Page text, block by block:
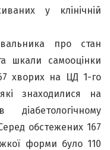
у клінічній
про стан
шкали самооцінки
хворих на ЦД 1-го
знаходилися на
обстежених 167
форми було 110